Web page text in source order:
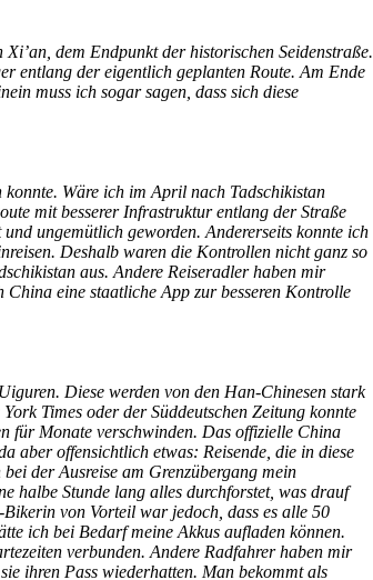
dem Endpunkt der historischen Seidenstraße.
entlang der eigentlich geplanten Route. Am Ende
muss ich sogar sagen, dass sich diese
Wäre ich im April nach Tadschikistan
mit besserer Infrastruktur entlang der Straße
ungemütlich geworden. Andererseits konnte ich
Deshalb waren die Kontrollen nicht ganz so
aus. Andere Reiseradler haben mir
eine staatliche App zur besseren Kontrolle
Diese werden von den Han-Chinesen stark
Times oder der Süddeutschen Zeitung konnte
für Monate verschwinden. Das offizielle China
aber offensichtlich etwas: Reisende, die in diese
der Ausreise am Grenzübergang mein
halbe Stunde lang alles durchforstet, was drauf
von Vorteil war jedoch, dass es alle 50
ich bei Bedarf meine Akkus aufladen können.
verbunden. Andere Radfahrer haben mir
ihren Pass wiederhatten. Man bekommt als